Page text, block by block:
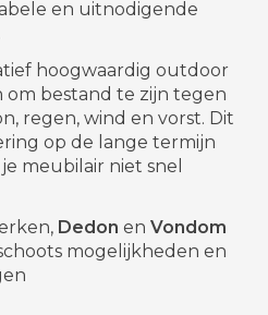
en uitnodigende
hoogwaardig outdoor
bestand te zijn tegen
regen, wind en vorst. Dit
op de lange termijn
meubilair niet snel
Dedon en Vondom
mogelijkheden en